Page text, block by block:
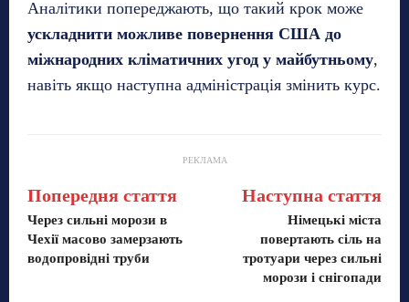
Аналітики попереджають, що такий крок може
ускладнити можливе повернення США до
міжнародних кліматичних угод у майбутньому,
навіть якщо наступна адміністрація змінить курс.
РЕКЛАМА
Попередня стаття
Через сильні морози в
Чехії масово замерзають
водопровідні труби
Наступна стаття
Німецькі міста
повертають сіль на
тротуари через сильні
морози і снігопади